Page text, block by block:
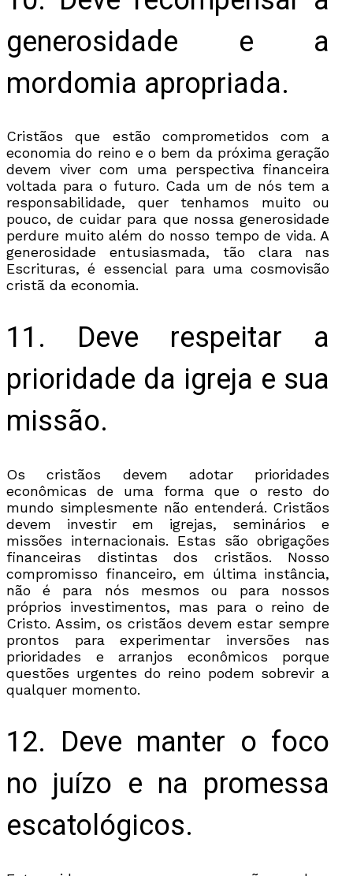
generosidade e a
mordomia apropriada.
Cristãos que estão comprometidos com a
economia do reino e o bem da próxima geração
devem viver com uma perspectiva financeira
voltada para o futuro. Cada um de nós tem a
responsabilidade, quer tenhamos muito ou
pouco, de cuidar para que nossa generosidade
perdure muito além do nosso tempo de vida. A
generosidade entusiasmada, tão clara nas
Escrituras, é essencial para uma cosmovisão
cristã da economia.
11. Deve respeitar a
prioridade da igreja e sua
missão.
Os cristãos devem adotar prioridades
econômicas de uma forma que o resto do
mundo simplesmente não entenderá. Cristãos
devem investir em igrejas, seminários e
missões internacionais. Estas são obrigações
financeiras distintas dos cristãos. Nosso
compromisso financeiro, em última instância,
não é para nós mesmos ou para nossos
próprios investimentos, mas para o reino de
Cristo. Assim, os cristãos devem estar sempre
prontos para experimentar inversões nas
prioridades e arranjos econômicos porque
questões urgentes do reino podem sobrevir a
qualquer momento.
12. Deve manter o foco
no juízo e na promessa
escatológicos.